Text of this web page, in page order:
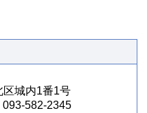
城内1番1号
582-2345